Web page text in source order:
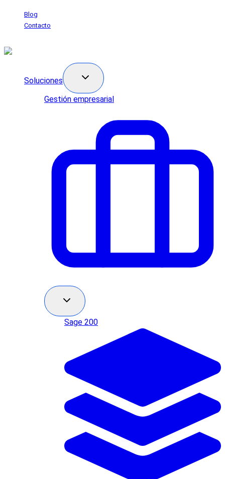
SaltarBlog
Contacto
Soluciones
Gestión empresarial
Sage 200